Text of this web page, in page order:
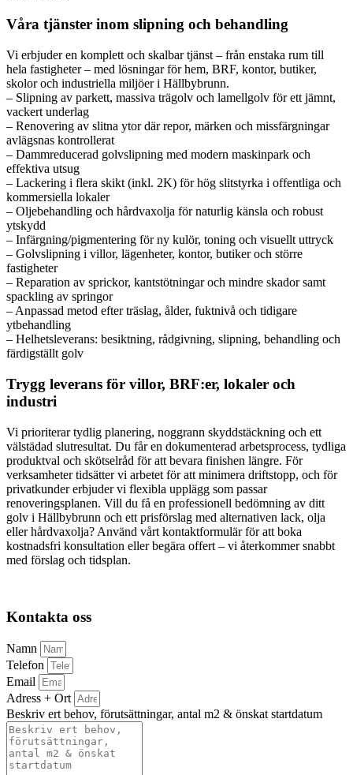
Våra tjänster inom slipning och behandling
Vi erbjuder en komplett och skalbar tjänst – från enstaka rum till
hela fastigheter – med lösningar för hem, BRF, kontor, butiker,
skolor och industriella miljöer i Hällbybrunn.
– Slipning av parkett, massiva trägolv och lamellgolv för ett jämnt,
vackert underlag
– Renovering av slitna ytor där repor, märken och missfärgningar
avlägsnas kontrollerat
– Dammreducerad golvslipning med modern maskinpark och
effektiva utsug
– Lackering i flera skikt (inkl. 2K) för hög slitstyrka i offentliga och
kommersiella lokaler
– Oljebehandling och hårdvaxolja för naturlig känsla och robust
ytskydd
– Infärgning/pigmentering för ny kulör, toning och visuellt uttryck
– Golvslipning i villor, lägenheter, kontor, butiker och större
fastigheter
– Reparation av sprickor, kantstötningar och mindre skador samt
spackling av springor
– Anpassad metod efter träslag, ålder, fuktnivå och tidigare
ytbehandling
– Helhetsleverans: besiktning, rådgivning, slipning, behandling och
färdigställt golv
Trygg leverans för villor, BRF:er, lokaler och
industri
Vi prioriterar tydlig planering, noggrann skyddstäckning och ett
välstädad slutresultat. Du får en dokumenterad arbetsprocess, tydliga
produktval och skötselråd för att bevara finishen längre. För
verksamheter tidsätter vi arbetet för att minimera driftstopp, och för
privatkunder erbjuder vi flexibla upplägg som passar
renoveringsplanen. Vill du få en professionell bedömning av ditt
golv i Hällbybrunn och ett prisförslag med alternativen lack, olja
eller hårdvaxolja? Använd vårt kontaktformulär för att boka
kostnadsfri konsultation eller begära offert – vi återkommer snabbt
med förslag och tidsplan.
Kontakta oss
Namn
Telefon
Email
Adress + Ort
Beskriv ert behov, förutsättningar, antal m2 & önskat startdatum